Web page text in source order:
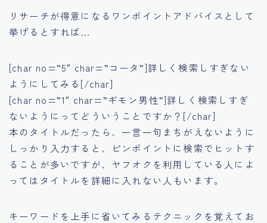
リサーチが得意になるワンポイントアドバイスとして
挙げるとすれば…
[char no=”5″ char=”コータ”]詳しく検索しすぎない
ようにしてみる[/char]
[char no=”1″ char=”ギモン男性”]詳しく検索しすぎ
ないようにってどういうことですか？[/char]
本のタイトルだったら、一言一句まちがえないように
しっかり入力すると、ピンポイントに検索でヒットす
ることが多いですが、 ヤフオクを利用している人によ
ってはタイトルを詳細に入れない人もいます。
キーワードを上手に省いてみるテクニックを覚えてお